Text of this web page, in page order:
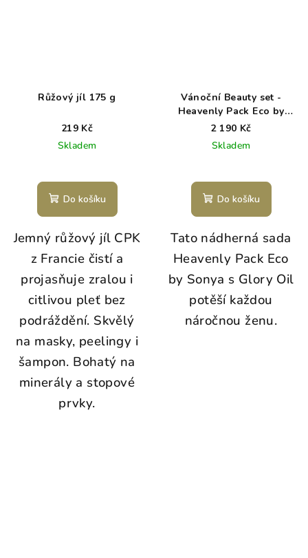
Růžový jíl 175 g
219 Kč
Skladem
Do košíku
Jemný růžový jíl CPK
z Francie čistí a
projasňuje zralou i
citlivou pleť bez
podráždění. Skvělý
na masky, peelingy i
šampon. Bohatý na
minerály a stopové
prvky.
Vánoční Beauty set -
Heavenly Pack Eco by
Sonya
2 190 Kč
Skladem
Do košíku
Tato nádherná sada
Heavenly Pack Eco
by Sonya s Glory Oil
potěší každou
náročnou ženu.